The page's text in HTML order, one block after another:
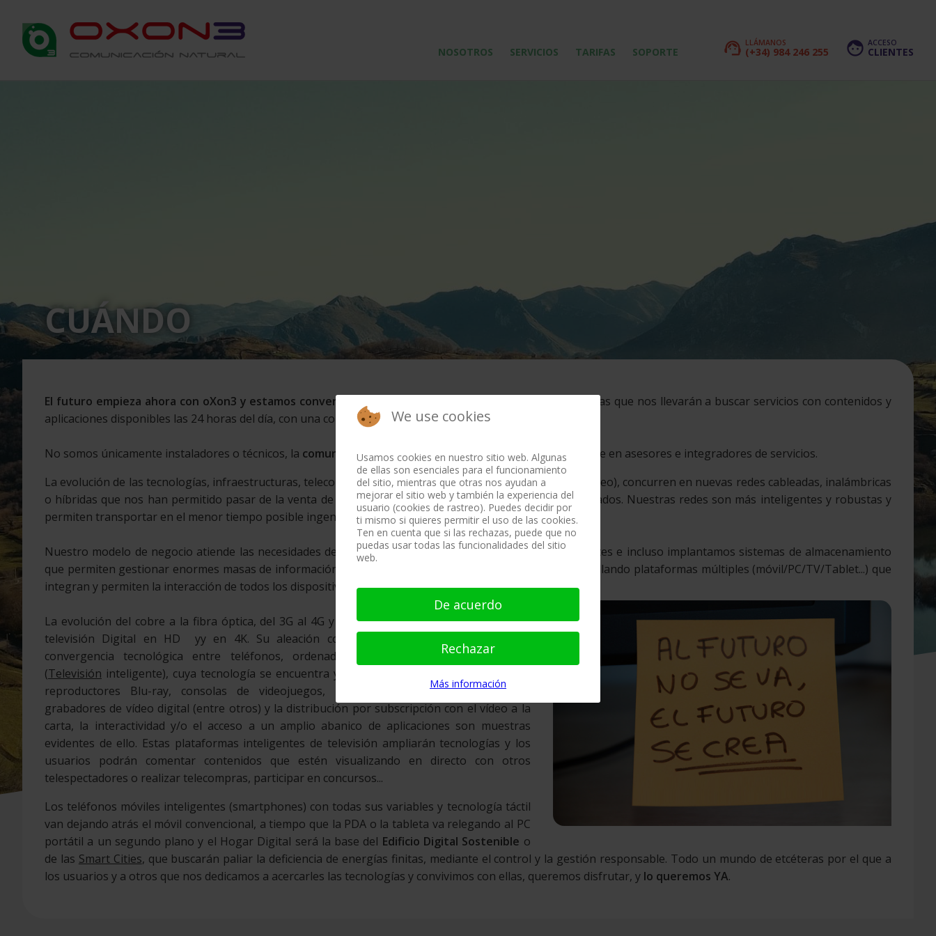
NOSOTROS SERVICIOS TARIFAS SOPORTE support_agent LLÁMANOS
(+34) 984 246 255 face ACCESO
CLIENTES
CUÁNDO
El futuro empieza ahora con oXon3 y estamos convencidos de que será tecnológico
, con nuevas formas que nos llevarán a buscar servicios con contenidos y
aplicaciones disponibles las 24 horas del día, con una conectividad sin límites.
No somos únicamente instaladores o técnicos, la comunicación naturalcon nuestros clientes nos convierte en asesores e integradores de servicios.
La evolución de las tecnologías, infraestructuras, telecomunicaciones y equipos multimedia (voz, datos, vídeo), concurren en nuevas redes cableadas, inalámbricas
o híbridas que nos han permitido pasar de la venta de productos a la prestación de servicios personalizados. Nuestras redes son más inteligentes y robustas y
permiten transportar en el menor tiempo posible ingentes cantidad de información.
Nuestro modelo de negocio atiende las necesidades de cada usuario con una reducción notables de costes e incluso implantamos sistemas de almacenamiento
que permiten gestionar enormes masas de información para atender la demanda personalizada, desarrollando plataformas múltiples (móvil/PC/TV/Tablet...) que
integran y permiten la interacción de todos los dispositivos con las redes sociales.
La evolución del cobre a la fibra óptica, del 3G al 4G y el 5G, de la televisión analógica a la
televisión Digital en HD yy en 4K. Su aleación con internet estará marcada por la
convergencia tecnológica entre teléfonos, ordenadores y televisores. LaSmart TV
(Televisión inteligente), cuya tecnología se encuentra ya incorporada en dispositivos como
reproductores Blu-ray, consolas de videojuegos, Home Cinema's, set-top boxes y
grabadores de vídeo digital (entre otros) y la distribución por subscripción con el vídeo a la
carta, la interactividad y/o el acceso a un amplio abanico de aplicaciones son muestras
evidentes de ello. Estas plataformas inteligentes de televisión ampliarán tecnologías y los
usuarios podrán comentar contenidos que estén visualizando en directo con otros
telespectadores o realizar telecompras, participar en concursos...
Los teléfonos móviles inteligentes (smartphones) con todas sus variables y tecnología táctil
van dejando atrás el móvil convencional, a tiempo que la PDA o la tableta va relegando al PC
portátil a un segundo plano y el Hogar Digital será la base del Edificio Digital Sostenible o
de las Smart Cities, que buscarán paliar la deficiencia de energías finitas, mediante el control y la gestión responsable. Todo un mundo de etcéteras por el que a
los usuarios y a otros que nos dedicamos a acercarles las tecnologías y convivimos con ellas, queremos disfrutar, y lo queremos YA.
We use cookies
Usamos cookies en nuestro sitio web. Algunas
de ellas son esenciales para el funcionamiento
del sitio, mientras que otras nos ayudan a
mejorar el sitio web y también la experiencia del
usuario (cookies de rastreo). Puedes decidir por
ti mismo si quieres permitir el uso de las cookies.
Ten en cuenta que si las rechazas, puede que no
puedas usar todas las funcionalidades del sitio
web.
De acuerdo
Rechazar
Más información